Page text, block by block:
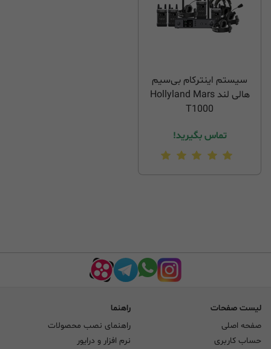
سیستم اینترکام بی‌سیم
هالی لند Hollyland Mars
T1000
تماس بگیرید!
لیست صفحات
صفحه اصلی
حساب کاربری
راهنما
راهنمای نصب محصولات
نرم افزار و درایور